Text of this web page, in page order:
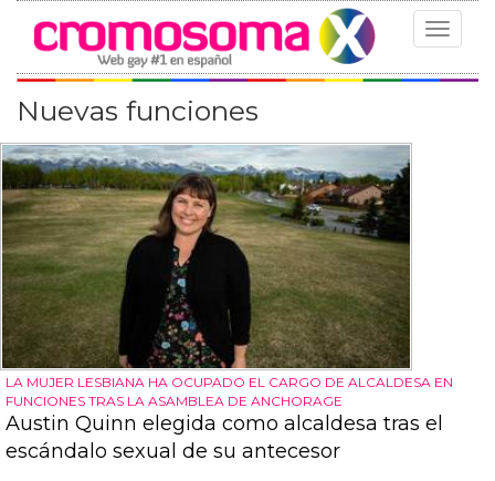
Toggle
Nuevas funciones
LA MUJER LESBIANA HA OCUPADO EL CARGO DE ALCALDESA EN
FUNCIONES TRAS LA ASAMBLEA DE ANCHORAGE
Austin Quinn elegida como alcaldesa tras el
escándalo sexual de su antecesor